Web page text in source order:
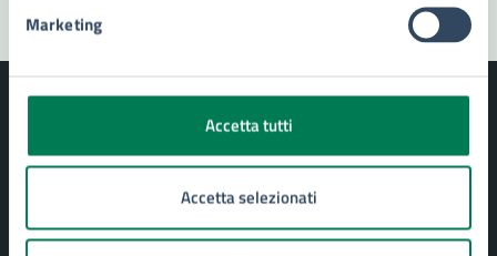
Marketing
Accetta tutti
Accetta selezionati
Comune di Siracusa